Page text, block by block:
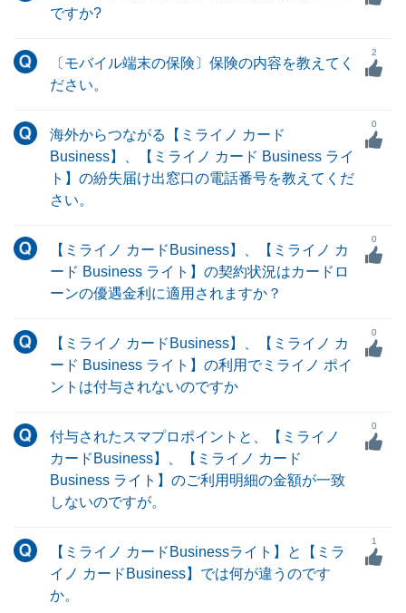
ですか?
〔モバイル端末の保険〕保険の内容を教えてく
ださい。
2
海外からつながる【ミライノ カード
Business】、【ミライノ カード Business ライ
ト】の紛失届け出窓口の電話番号を教えてくだ
さい。
0
【ミライノ カードBusiness】、【ミライノ カ
ード Business ライト】の契約状況はカードロ
ーンの優遇金利に適用されますか？
0
【ミライノ カードBusiness】、【ミライノ カ
ード Business ライト】の利用でミライノ ポイ
ントは付与されないのですか
0
付与されたスマプロポイントと、【ミライノ
カードBusiness】、【ミライノ カード
Business ライト】のご利用明細の金額が一致
しないのですが。
0
【ミライノ カードBusinessライト】と【ミラ
イノ カードBusiness】では何が違うのです
か。
1